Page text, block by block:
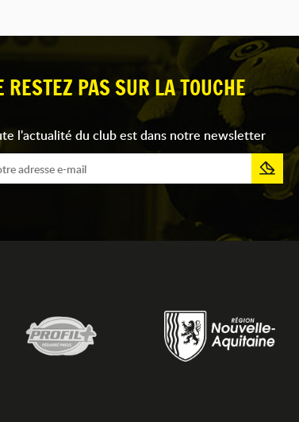
RESTEZ PAS SUR LA TOUCHE
l'actualité du club est dans notre newsletter